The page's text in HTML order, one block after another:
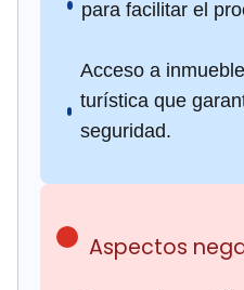
para facilitar el
Acceso a
turística que
seguridad.
Aspectos